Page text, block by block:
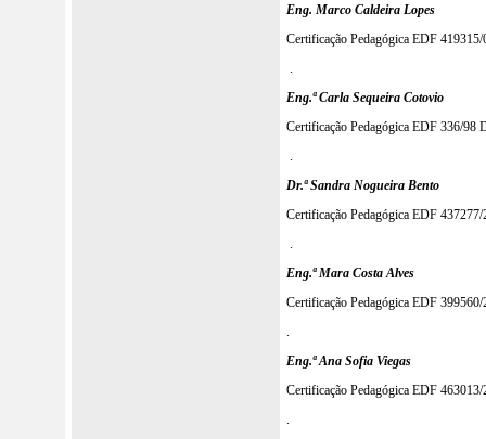
Eng. Marco Caldeira Lopes
Certificação Pedagógica EDF
Eng.ª Carla Sequeira Cotovio
Certificação Pedagógica EDF 336/98
Dr.ª Sandra Nogueira Bento
Certificação Pedagógica EDF
Eng.ª Mara Costa Alves
Certificação Pedagógica EDF
Eng.ª Ana Sofia Viegas
Certificação Pedagógica EDF